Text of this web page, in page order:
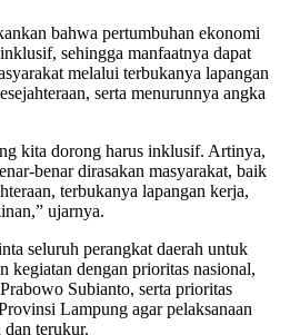
bahwa pertumbuhan ekonomi
sehingga manfaatnya dapat
melalui terbukanya lapangan
serta menurunnya angka
kita dorong harus inklusif. Artinya,
benar dirasakan masyarakat, baik
terbukanya lapangan kerja,
ujarnya.
seluruh perangkat daerah untuk
kegiatan dengan prioritas nasional,
Subianto, serta prioritas
Lampung agar pelaksanaan
dan terukur.